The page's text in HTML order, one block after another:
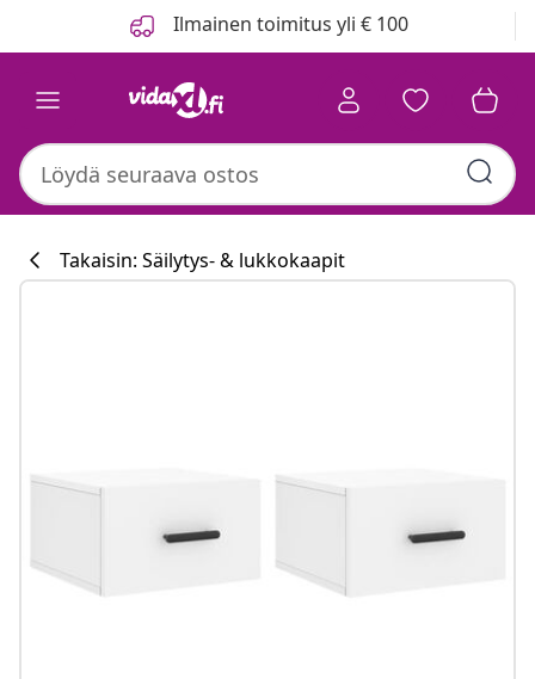
Ilmainen toimitus yli € 100
Takaisin: Säilytys- & lukkokaapit